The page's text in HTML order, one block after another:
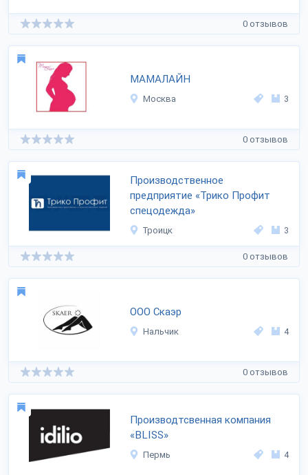
0 отзывов
МАМАЛАЙН
Москва 3
0 отзывов
Производственное
предприятие «Трико Профит
спецодежда»
Троицк 3
0 отзывов
ООО Скаэр
Нальчик 4
0 отзывов
Производтсвенная компания
«BLISS»
Пермь 4